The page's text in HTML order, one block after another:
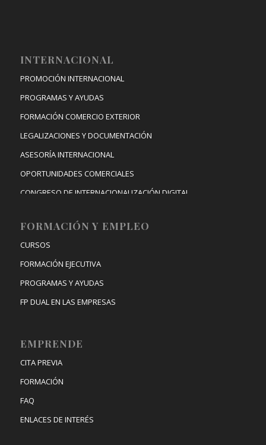
INTERNACIONAL
PROMOCIÓN INTERNACIONAL
PROGRAMAS Y AYUDAS
FORMACIÓN COMERCIO EXTERIOR
LEGALIZACIONES Y DOCUMENTACIÓN
ASESORÍA INTERNACIONAL
OPORTUNIDADES COMERCIALES
CONGRESO DE INTERNACIONALIZACIÓN DIGITAL
FORMACIÓN Y EMPLEO
CURSOS
FORMACIÓN EJECUTIVA
PROGRAMAS Y AYUDAS
FP DUAL EN LAS EMPRESAS
EMPRENDE
CITA PREVIA
FORMACIÓN
FAQ
ENLACES DE INTERÉS